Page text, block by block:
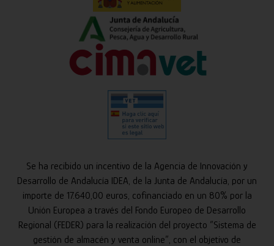
Se ha recibido un incentivo de la Agencia de Innovación y
Desarrollo de Andalucía IDEA, de la Junta de Andalucía, por un
importe de 17.640,00 euros, cofinanciado en un 80% por la
Unión Europea a través del Fondo Europeo de Desarrollo
Regional (FEDER) para la realización del proyecto “Sistema de
gestión de almacén y venta online”, con el objetivo de